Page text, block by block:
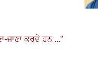
ਕਰਦੇ ਹਨ ...”